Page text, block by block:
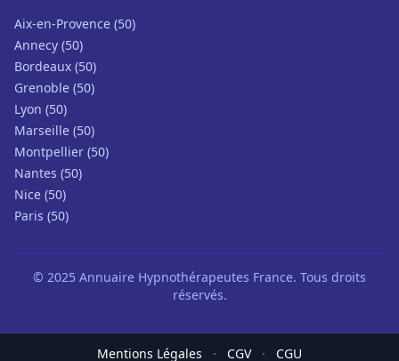
Aix-en-Provence (50)
Annecy (50)
Bordeaux (50)
Grenoble (50)
Lyon (50)
Marseille (50)
Montpellier (50)
Nantes (50)
Nice (50)
Paris (50)
© 2025 Annuaire Hypnothérapeutes France. Tous droits
réservés.
Mentions Légales · CGV · CGU